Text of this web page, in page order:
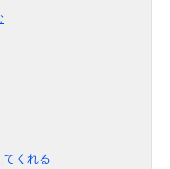
くれる